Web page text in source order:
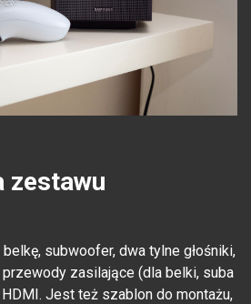
zestawu
subwoofer, dwa tylne głośniki,
zasilające (dla belki, suba
Jest też szablon do montażu,